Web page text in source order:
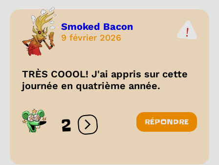
Smoked Bacon
9 février 2026
TRÈS COOOL! J'ai appris sur cette
journée en quatrième année.
2 Ouvrir les réactions
RÉPONDRE